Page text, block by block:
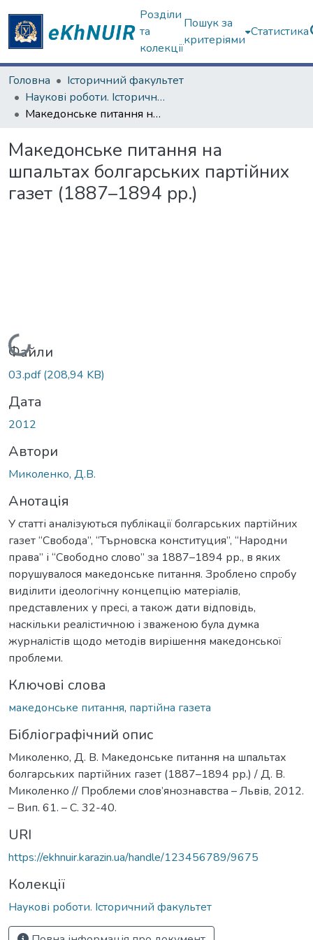
Розділи
та
колекції
Пошук за
критеріями
Статистика
Головна
Історичний факультет
Наукові роботи. Історичний факультет
Македонське питання на шпальтах болгарських партійних газет (1887–1894 рр.)
Македонське питання на
шпальтах болгарських партійних
газет (1887–1894 рр.)
Вантажиться...
Файли
03.pdf(208,94 KB)
Дата
2012
Автори
Миколенко, Д.В.
Анотація
У статті аналізуються публікації болгарських партійних
газет “Свобода”, “Търновска конституция”, “Народни
права” і “Свободно слово” за 1887–1894 рр., в яких
порушувалося македонське питання. Зроблено спробу
виділити ідеологічну концепцію матеріалів,
представлених у пресі, а також дати відповідь,
наскільки реалістичною і зваженою була думка
журналістів щодо методів вирішення македонської
проблеми.
Ключові слова
македонське питання, партійна газета
Бібліографічний опис
Миколенко, Д. В. Македонське питання на шпальтах
болгарських партійних газет (1887–1894 рр.) / Д. В.
Миколенко // Проблеми слов’янознавства – Львів, 2012.
– Вип. 61. – С. 32-40.
URI
https://ekhnuir.karazin.ua/handle/123456789/9675
Колекції
Наукові роботи. Історичний факультет